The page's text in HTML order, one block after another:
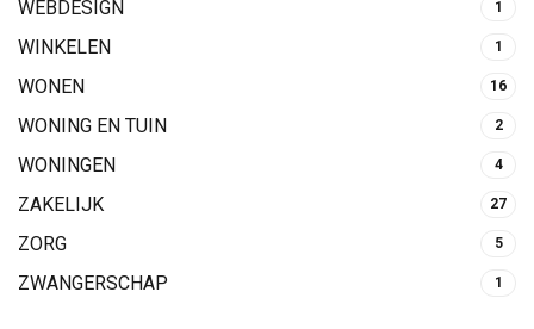
WEBDESIGN 1
WINKELEN 1
WONEN 16
WONING EN TUIN 2
WONINGEN 4
ZAKELIJK 27
ZORG 5
ZWANGERSCHAP 1